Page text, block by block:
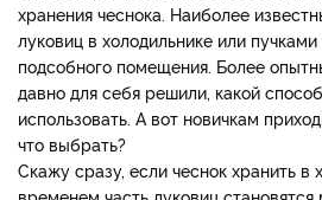
хранения чеснока. Наиболее
луковиц в холодильнике или
подсобного помещения. Более
давно для себя решили, какой
использовать. А вот новичкам
что выбрать?
Скажу сразу, если чеснок хранить в